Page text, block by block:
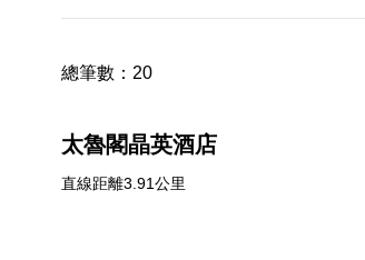
總筆數： 20
太魯閣晶英酒店
直線距離3.91公里